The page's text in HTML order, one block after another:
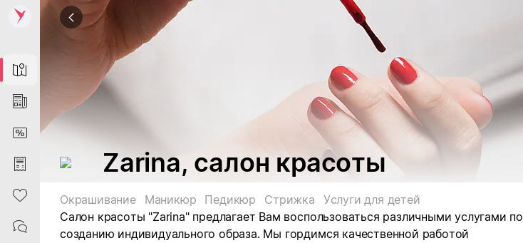
Map
News
DiscountCard
Purchases
Heart
Contacts
Zarina, салон красоты
Окрашивание Маникюр Педикюр Стрижка
Услуги для детей
Салон красоты "Zarina" предлагает Вам воспользоваться различными услугами по
созданию индивидуального образа. Мы гордимся качественной работой